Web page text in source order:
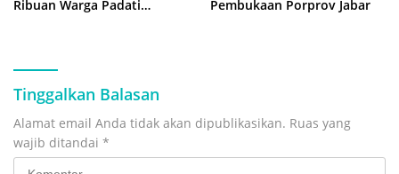
Ribuan Warga Padati
Pembukaan Porprov Jabar
Tinggalkan Balasan
Alamat email Anda tidak akan dipublikasikan. Ruas yang
wajib ditandai *